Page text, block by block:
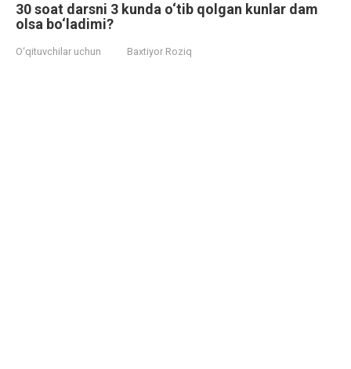
30 soat darsni 3 kunda o‘tib qolgan kunlar dam
olsa bo‘ladimi?
O‘qituvchilar uchun Baxtiyor Roziq